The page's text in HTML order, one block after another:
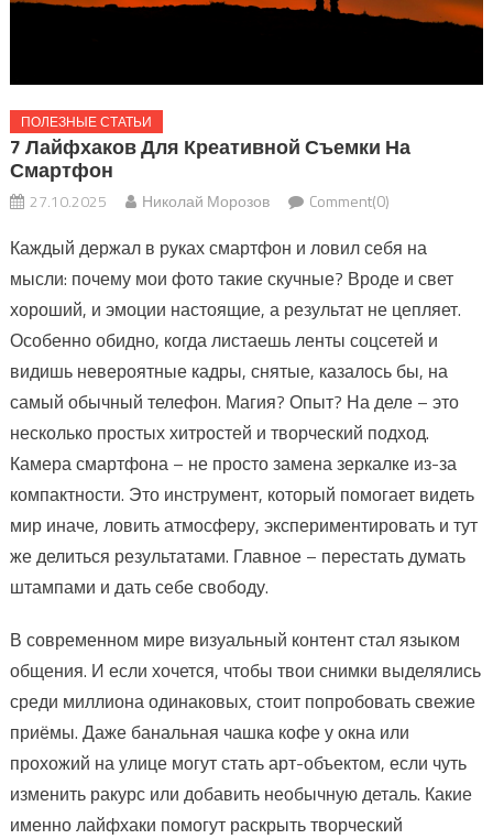
ПОЛЕЗНЫЕ СТАТЬИ
7 Лайфхаков Для Креативной Съемки На
Смартфон
27.10.2025 Николай Морозов Comment(0)
Каждый держал в руках смартфон и ловил себя на
мысли: почему мои фото такие скучные? Вроде и свет
хороший, и эмоции настоящие, а результат не цепляет.
Особенно обидно, когда листаешь ленты соцсетей и
видишь невероятные кадры, снятые, казалось бы, на
самый обычный телефон. Магия? Опыт? На деле – это
несколько простых хитростей и творческий подход.
Камера смартфона – не просто замена зеркалке из-за
компактности. Это инструмент, который помогает видеть
мир иначе, ловить атмосферу, экспериментировать и тут
же делиться результатами. Главное – перестать думать
штампами и дать себе свободу.
В современном мире визуальный контент стал языком
общения. И если хочется, чтобы твои снимки выделялись
среди миллиона одинаковых, стоит попробовать свежие
приёмы. Даже банальная чашка кофе у окна или
прохожий на улице могут стать арт-объектом, если чуть
изменить ракурс или добавить необычную деталь. Какие
именно лайфхаки помогут раскрыть творческий